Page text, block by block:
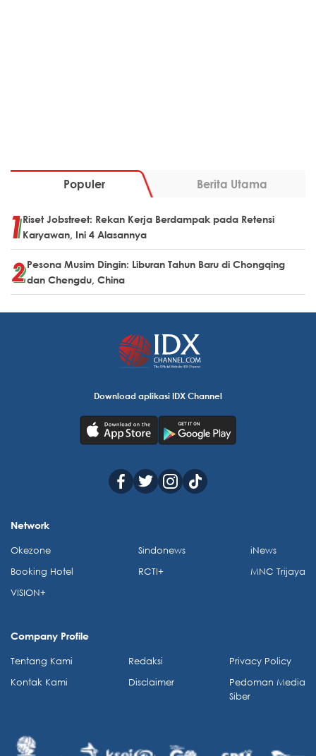
Populer Berita Utama
Riset Jobstreet: Rekan Kerja Berdampak pada Retensi
Karyawan, Ini 4 Alasannya
Pesona Musim Dingin: Liburan Tahun Baru di Chongqing
dan Chengdu, China
Download aplikasi IDX Channel
Network
Okezone
Booking Hotel
VISION+
Sindonews
RCTI+
iNews
MNC Trijaya
Company Profile
Tentang Kami
Kontak Kami
Redaksi
Disclaimer
Privacy Policy
Pedoman Media
Siber